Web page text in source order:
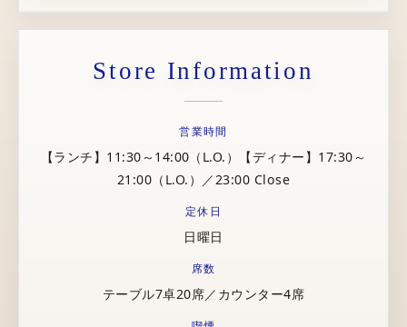
Store Information
営業時間
【ランチ】11:30～14:00（L.O.）【ディナー】17:30～
21:00（L.O.）／23:00 Close
定休日
日曜日
席数
テーブル7卓20席／カウンター4席